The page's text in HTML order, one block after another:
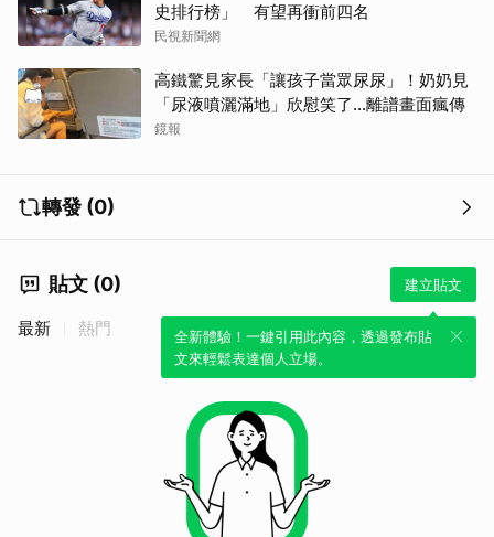
史排行榜」 有望再衝前四名
民視新聞網
高鐵驚見家長「讓孩子當眾尿尿」！奶奶見
「尿液噴灑滿地」欣慰笑了…離譜畫面瘋傳
鏡報
轉發 (0)
貼文 (0) 建立貼文
全新體驗！一鍵引用此內容，透過發布貼
文來輕鬆表達個人立場。
最新 熱門